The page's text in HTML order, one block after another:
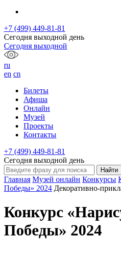
+7 (499) 449-81-81
Сегодня выходной день
Сегодня выходной
ru
en cn
Билеты
Афиша
Онлайн
Музей
Проекты
Контакты
+7 (499) 449-81-81
Сегодня выходной день
Главная Музей онлайн Конкурсы
Победы» 2024 Декоративно-
Конкурс
Победы» 2024